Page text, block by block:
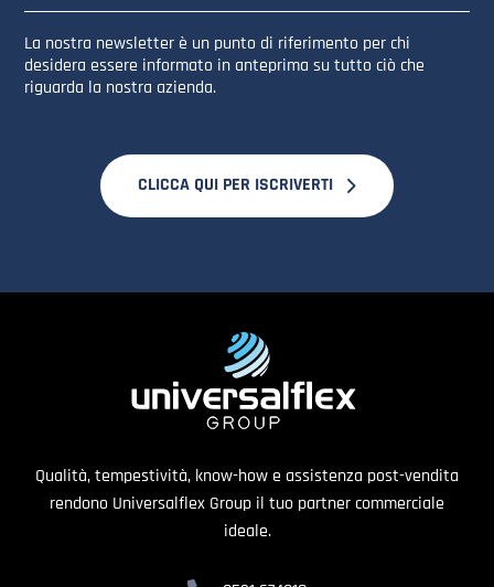
La nostra newsletter è un punto di riferimento per chi
desidera essere informato in anteprima su tutto ciò che
riguarda la nostra azienda.
CLICCA QUI PER ISCRIVERTI
Qualità, tempestività, know-how e assistenza post-vendita
rendono Universalflex Group il tuo partner commerciale
ideale.